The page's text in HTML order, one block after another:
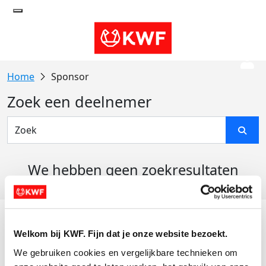
Welkom bij KWF. Fijn dat je onze website bezoekt.
We gebruiken cookies en vergelijkbare technieken om
Sponsor
Zoek een deelnemer
We hebben geen zoekresultaten
Actiematerialen
Evenementen